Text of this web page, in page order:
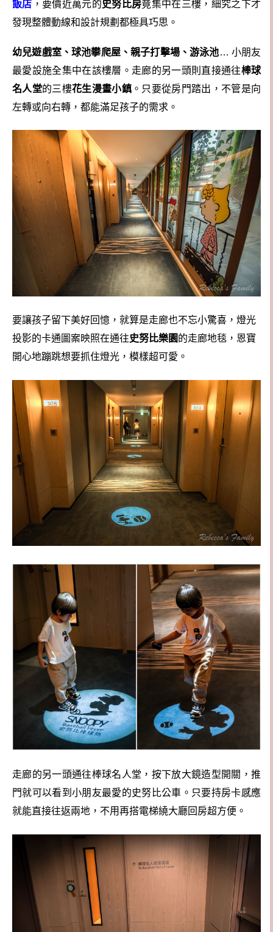
飯店 ，要價近萬元的史努比房竟集中在三樓，細究之下才
發現整體動線和設計規劃都極具巧思。
幼兒遊戲室、球池攀爬屋、親子打擊場、游泳池… 小朋友
最愛設施全集中在該樓層。走廊的另一頭則直接通往棒球
名人堂的三樓花生漫畫小鎮 。只要從房門踏出，不管是向
左轉或向右轉，都能滿足孩子的需求。
要讓孩子留下美好回憶，就算是走廊也不忘小驚喜，燈光
投影的卡通圖案映照在通往史努比樂園的走廊地毯，恩寶
開心地蹦跳想要抓住燈光，模樣超可愛。
走廊的另一頭通往棒球名人堂， 按下放大鏡造型開關，推
門就可以看到小朋友最愛的史努比公車。 只要持房卡感應
就能直接往返兩地，不用再搭電梯繞大廳回房超方便 。